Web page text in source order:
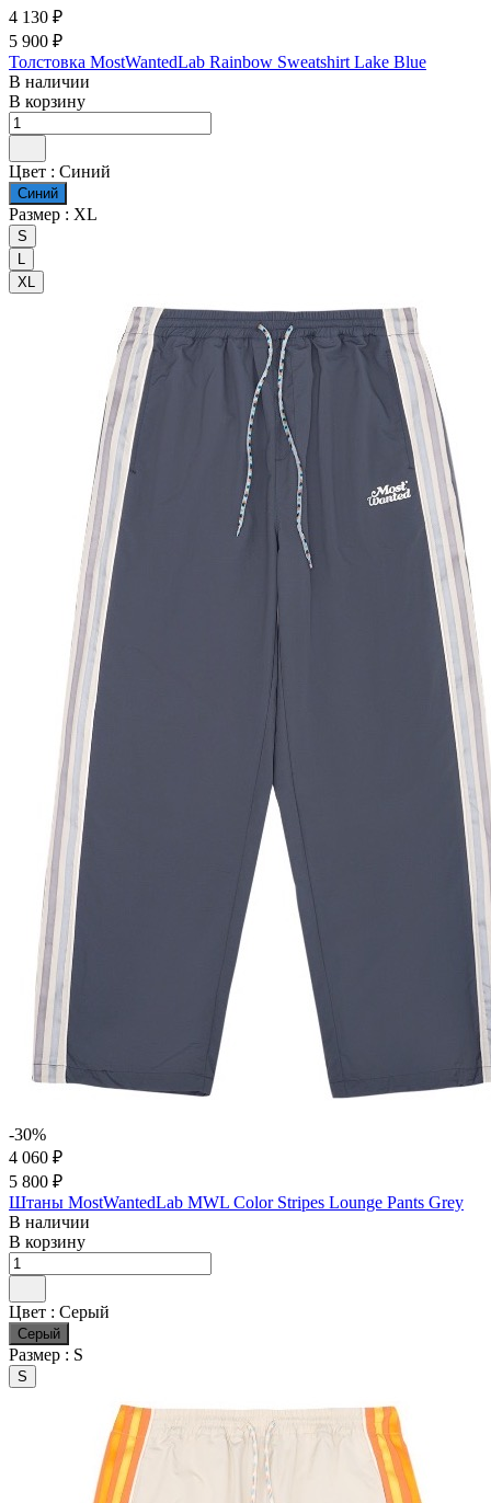
4 130 ₽
5 900 ₽
Толстовка MostWantedLab Rainbow Sweatshirt Lake Blue
В наличии
В корзину
Цвет : Синий
Синий
Размер : XL
S
XL
-30%
4 060 ₽
5 800 ₽
Штаны MostWantedLab MWL Color Stripes Lounge Pants Grey
В наличии
В корзину
Цвет : Серый
Серый
Размер : S
S